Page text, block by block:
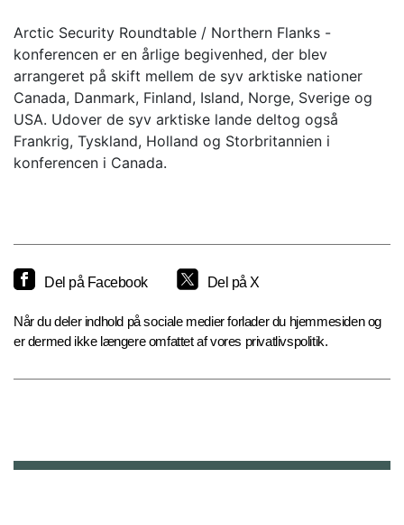
Arctic Security Roundtable / Northern Flanks -
konferencen er en årlige begivenhed, der blev
arrangeret på skift mellem de syv arktiske nationer
Canada, Danmark, Finland, Island, Norge, Sverige og
USA. Udover de syv arktiske lande deltog også
Frankrig, Tyskland, Holland og Storbritannien i
konferencen i Canada.
Del på Facebook Del på X
Når du deler indhold på sociale medier forlader du hjemmesiden og
er dermed ikke længere omfattet af vores privatlivspolitik.